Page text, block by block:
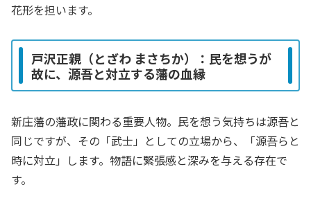
花形を担います。
戸沢正親（とざわ まさちか）：民を想うが
故に、源吾と対立する藩の血縁
新庄藩の藩政に関わる重要人物。民を想う気持ちは源吾と
同じですが、その「武士」としての立場から、「源吾らと
時に対立」します。物語に緊張感と深みを与える存在で
す。